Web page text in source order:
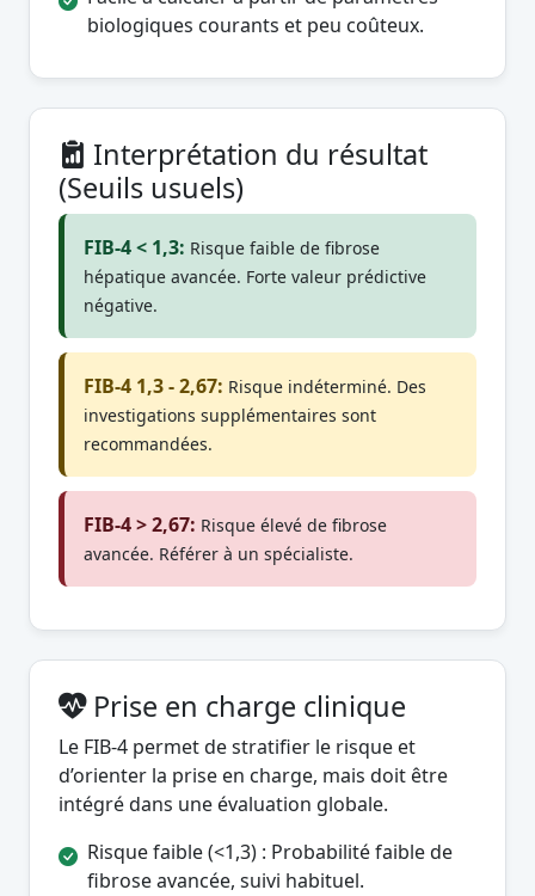
biologiques courants et peu coûteux.
Interprétation du résultat
(Seuils usuels)
FIB-4 < 1,3: Risque faible de fibrose
hépatique avancée. Forte valeur prédictive
négative.
FIB-4 1,3 - 2,67: Risque indéterminé. Des
investigations supplémentaires sont
recommandées.
FIB-4 > 2,67: Risque élevé de fibrose
avancée. Référer à un spécialiste.
Prise en charge clinique
Le FIB-4 permet de stratifier le risque et
d’orienter la prise en charge, mais doit être
intégré dans une évaluation globale.
Risque faible (<1,3) : Probabilité faible de
fibrose avancée, suivi habituel.